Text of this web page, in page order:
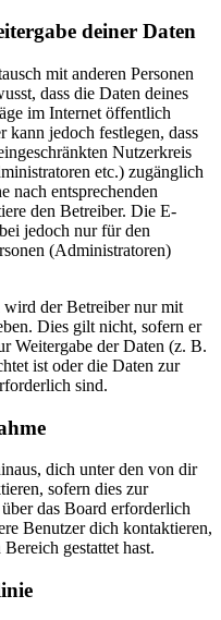
deiner Daten
mit anderen Personen
dass die Daten deines
im Internet öffentlich
jedoch festlegen, dass
Nutzerkreis
etc.) zugänglich
nach entsprechenden
den Betreiber. Die E-
jedoch nur für den
(Administratoren)
wird der Betreiber nur mit
Dies gilt nicht, sofern er
Weitergabe der Daten (z. B.
ist oder die Daten zur
sind.
dich unter den von dir
sofern dies zur
das Board erforderlich
Benutzer dich kontaktieren,
gestattet hast.